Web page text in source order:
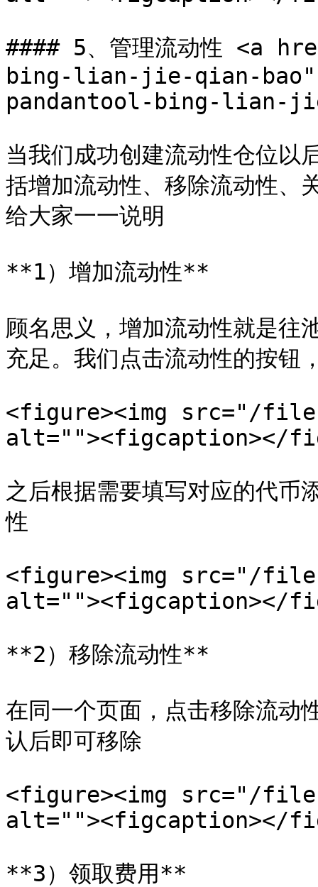
#### 5、管理流动性 <a
bing-lian-jie-qian-
pandantool-bing-lian-
当我们成功创建流动性仓位以
括增加流动性、移除流动性、
给大家一一说明
**1）增加流动性**
顾名思义，增加流动性就是往
充足。我们点击流动性的按钮
<figure><img src="/files/
alt=""><figcaption></
之后根据需要填写对应的代币
性
<figure><img src="/files/
alt=""><figcaption></
**2）移除流动性**
在同一个页面，点击移除流动
认后即可移除
<figure><img src="/files/
alt=""><figcaption></
**3）领取费用**